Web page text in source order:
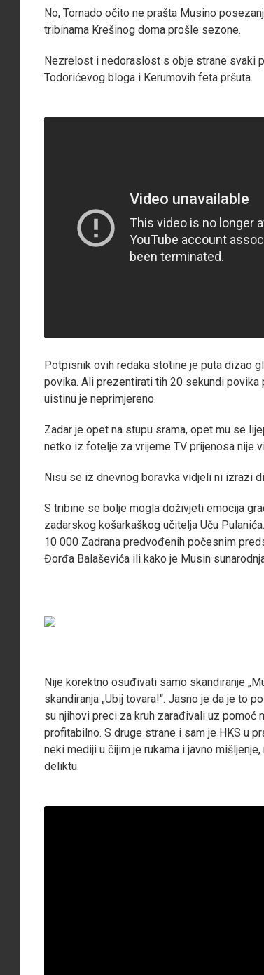
No, Tornado očito ne prašta Musino
tribinama Krešinog doma prošle sezone.
Nezrelost i nedoraslost s obje strane svaki
Todorićevog bloga i Kerumovih feta pršuta.
Potpisnik ovih redaka stotine je puta dizao
povika. Ali prezentirati tih 20 sekundi
uistinu je neprimjereno.
Zadar je opet na stupu srama, opet mu se
netko iz fotelje za vrijeme TV prijenosa nije
Nisu se iz dnevnog boravka vidjeli ni izrazi
S tribine se bolje mogla doživjeti emocija
zadarskog košarkaškog učitelja Uču
10 000 Zadrana predvođenih počesnim
Đorđa Balaševića ili kako je Musin
Nije korektno osuđivati samo skandiranje
skandiranja „Ubij tovara!“. Jasno je da je to
su njihovi preci za kruh zarađivali uz pomoć
profitabilno. S druge strane i sam je HKS u
neki mediji u čijim je rukama i javno
deliktu.